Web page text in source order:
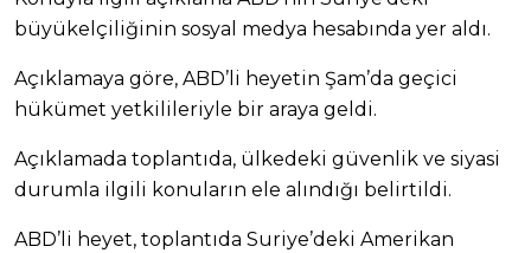
büyükelçiliğinin sosyal medya hesabında yer aldı.
Açıklamaya göre, ABD’li heyetin Şam’da geçici
hükümet yetkilileriyle bir araya geldi.
Açıklamada toplantıda, ülkedeki güvenlik ve siyasi
durumla ilgili konuların ele alındığı belirtildi.
ABD’li heyet, toplantıda Suriye’deki Amerikan